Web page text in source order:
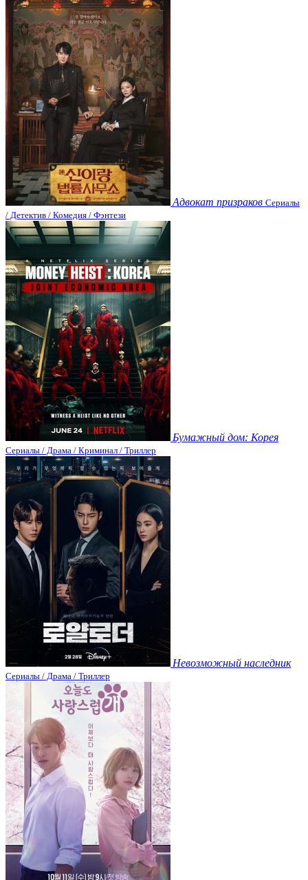
Адвокат призраков Сериалы
/ Детектив / Комедия / Фэнтези
Бумажный дом: Корея
Сериалы / Драма / Криминал / Триллер
Невозможный наследник
Сериалы / Драма / Триллер